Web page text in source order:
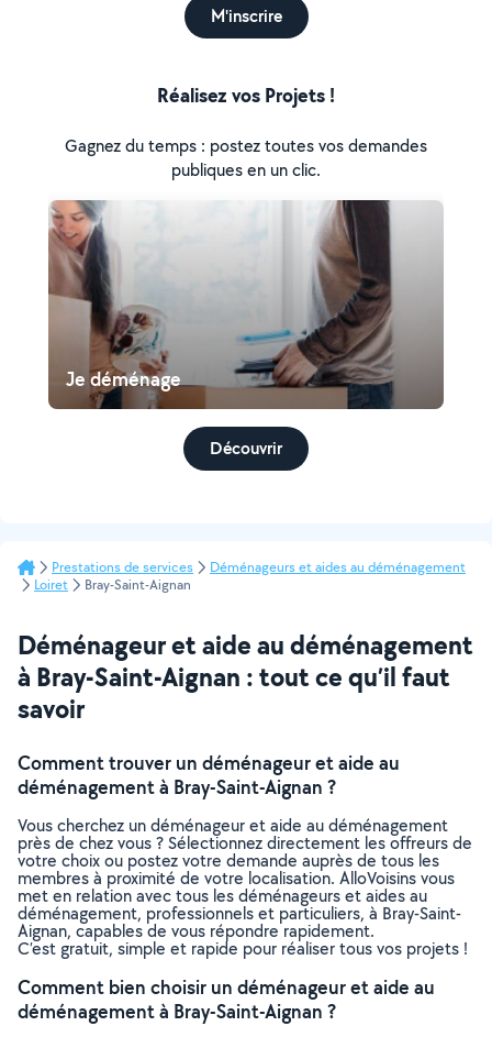
M'inscrire
Réalisez vos Projets !
Gagnez du temps : postez toutes vos demandes
publiques en un clic.
Je déménage
Découvrir
Prestations de services
Déménageurs et aides au déménagement
Loiret
Bray-Saint-Aignan
Déménageur et aide au déménagement
à Bray-Saint-Aignan : tout ce qu’il faut
savoir
Comment trouver un déménageur et aide au
déménagement à Bray-Saint-Aignan ?
Vous cherchez un déménageur et aide au déménagement
près de chez vous ? Sélectionnez directement les offreurs de
votre choix ou postez votre demande auprès de tous les
membres à proximité de votre localisation. AlloVoisins vous
met en relation avec tous les déménageurs et aides au
déménagement, professionnels et particuliers, à Bray-Saint-
Aignan, capables de vous répondre rapidement.
C’est gratuit, simple et rapide pour réaliser tous vos projets !
Comment bien choisir un déménageur et aide au
déménagement à Bray-Saint-Aignan ?